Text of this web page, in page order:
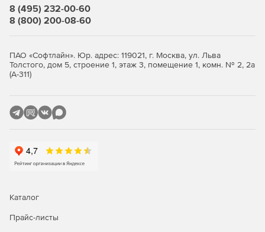
обслуживания.
8 (495) 232-00-60
8 (800) 200-08-60
ПАО «Софтлайн». Юр. адрес: 119021, г. Москва, ул. Льва
Толстого, дом 5, строение 1, этаж 3, помещение 1, комн. № 2, 2а
(А-311)
Каталог
Прайс-листы